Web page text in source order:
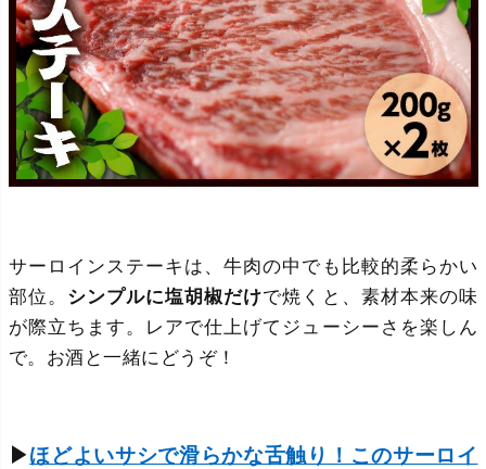
サーロインステーキは、牛肉の中でも比較的柔らかい
部位。 シンプルに塩胡椒だけで焼くと、素材本来の味
が際立ちます。レアで仕上げてジューシーさを楽しん
で。お酒と一緒にどうぞ！
▶ほどよいサシで滑らかな舌触り！このサーロイ